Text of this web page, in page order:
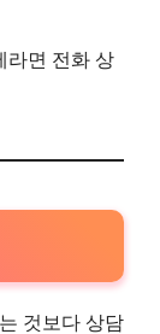
라면 전화 상
것보다 상담